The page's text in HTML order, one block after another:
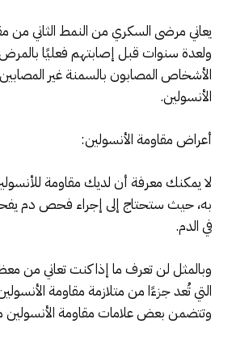
يعاني مرضى السكري من النمط الثاني من
ولعدة سنوات قبل إصابتهم فعليًا
الأشخاص المصابون بالسمنة غير
الأنسولين.
أعراض مقاومة الأنسولين:
لا يمكنك معرفة أن لديك مقاومة
به، حيث ستحتاج إلى إجراء فحص دم
في الدم.
وبالمثل لن تعرف ما إذا كنت تعاني من
التي تُعد جزءًا من متلازمة مقاومة
وتتضمن بعض علامات مقاومة الأنسولين